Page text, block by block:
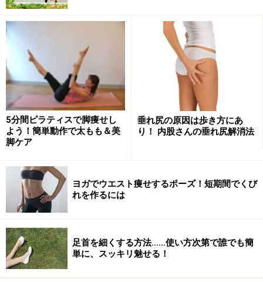
足による筋力低下が挙げられます。
しかも、背中や腰の筋肉は普段の生活ではあまり使われ
ることがないので、よほど意識して動かない限り、どん
どん筋力が衰え贅肉が付きやすくなるというわけです。
また、その他にも以下のような原因が考えられるので、
自分の行動や生活習慣をチェックしてみましょう。
■猫背
姿勢が悪く猫背気味の人、デスクワークなどで前かがみ
の姿勢を長時間続ける人は、背中や腰の筋力が低下し、
贅肉が付きやすくなります。
いっぽう、背筋を伸ばし正しい姿勢をキープするだけ
で、背中や腰まわりの筋肉を効率よく使うことができる
ので、ムダな脂肪が付きにくくなります。
5分間ピラティスで脚痩せし
よう！簡単動作で太もも＆美
脚ケア
垂れ尻の原因は歩き方にあ
り！ 内股さんの垂れ尻解消法
ヨガでウエスト痩せするポーズ！短期間でくび
れを作るには
足首を細くする方法……使い方次第で誰でも簡
単に、スッキリ魅せる！